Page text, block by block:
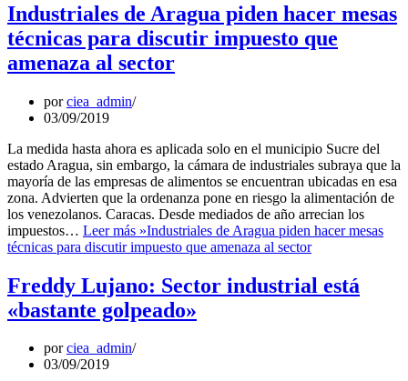
Industriales de Aragua piden hacer mesas
técnicas para discutir impuesto que
amenaza al sector
porciea_admin
03/09/2019
La medida hasta ahora es aplicada solo en el municipio Sucre del
estado Aragua, sin embargo, la cámara de industriales subraya que la
mayoría de las empresas de alimentos se encuentran ubicadas en esa
zona. Advierten que la ordenanza pone en riesgo la alimentación de
los venezolanos. Caracas. Desde mediados de año arrecian los
impuestos… Leer más »Industriales de Aragua piden hacer mesas
técnicas para discutir impuesto que amenaza al sector
Freddy Lujano: Sector industrial está
«bastante golpeado»
porciea_admin
03/09/2019